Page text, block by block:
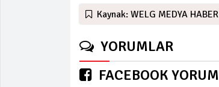
Kaynak: WELG MEDYA HABER
YORUMLAR
FACEBOOK YORUM